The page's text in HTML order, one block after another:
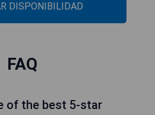
DISPONIBILIDAD
FAQ
of the best 5-star